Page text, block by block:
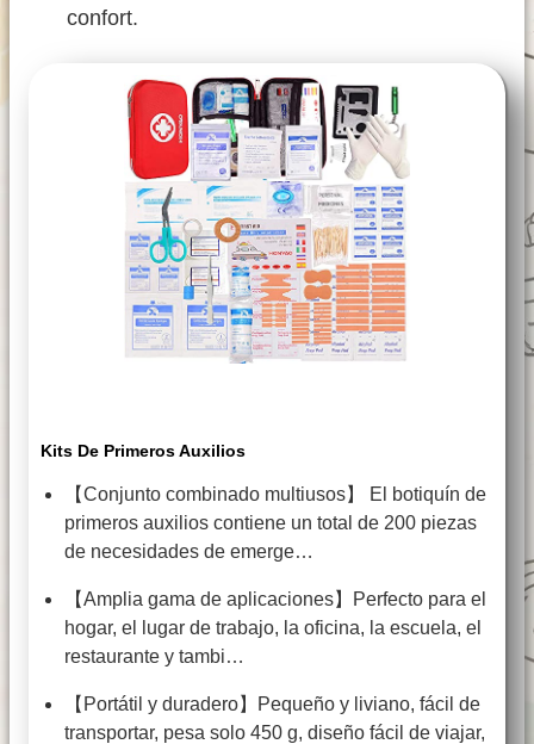
confort.
Kits De Primeros Auxilios
【Conjunto combinado multiusos】 El botiquín de
primeros auxilios contiene un total de 200 piezas
de necesidades de emerge…
【Amplia gama de aplicaciones】Perfecto para el
hogar, el lugar de trabajo, la oficina, la escuela, el
restaurante y tambi…
【Portátil y duradero】Pequeño y liviano, fácil de
transportar, pesa solo 450 g, diseño fácil de viajar,